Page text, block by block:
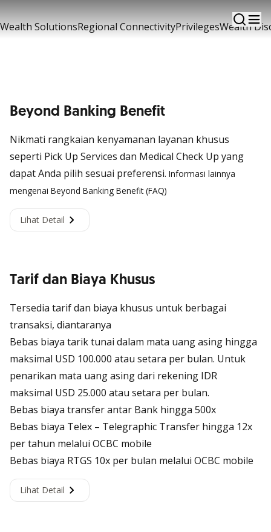
Lounge
Wealth SolutionsRegional ConnectivityPrivilegesWealth
Beyond Banking Benefit
Nikmati rangkaian kenyamanan layanan khusus
seperti Pick Up Services dan Medical Check Up yang
dapat Anda pilih sesuai preferensi. Informasi lainnya
mengenai Beyond Banking Benefit (FAQ)
Lihat Detail
Tarif dan Biaya Khusus
Tersedia tarif dan biaya khusus untuk berbagai
transaksi, diantaranya
Bebas biaya tarik tunai dalam mata uang asing hingga
maksimal USD 100.000 atau setara per bulan. Untuk
penarikan mata uang asing dari rekening IDR
maksimal USD 25.000 atau setara per bulan.
Bebas biaya transfer antar Bank hingga 500x
Bebas biaya Telex – Telegraphic Transfer hingga 12x
per tahun melalui OCBC mobile
Bebas biaya RTGS 10x per bulan melalui OCBC mobile
Lihat Detail